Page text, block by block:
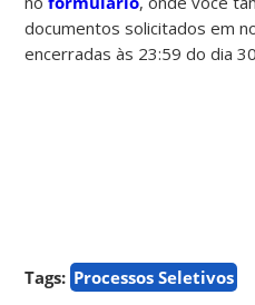
documentos solicitados em
encerradas às 23:59 do dia
Tags: Processos Seletivos